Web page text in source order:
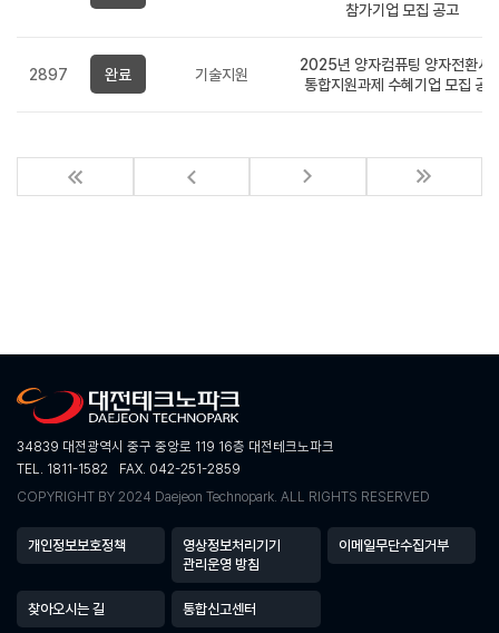
참가기업 모집 공고
2897 완료 기술지원
2025년 양자컴퓨팅 양자전환사
통합지원과제 수혜기업 모집 공
34839 대전광역시 중구 중앙로 119 16층 대전테크노파크
TEL. 1811-1582
FAX. 042-251-2859
COPYRIGHT BY 2024 Daejeon Technopark. ALL RIGHTS RESERVED
개인정보보호정책
영상정보처리기기
관리운영 방침
이메일무단수집거부
찾아오시는 길 통합신고센터